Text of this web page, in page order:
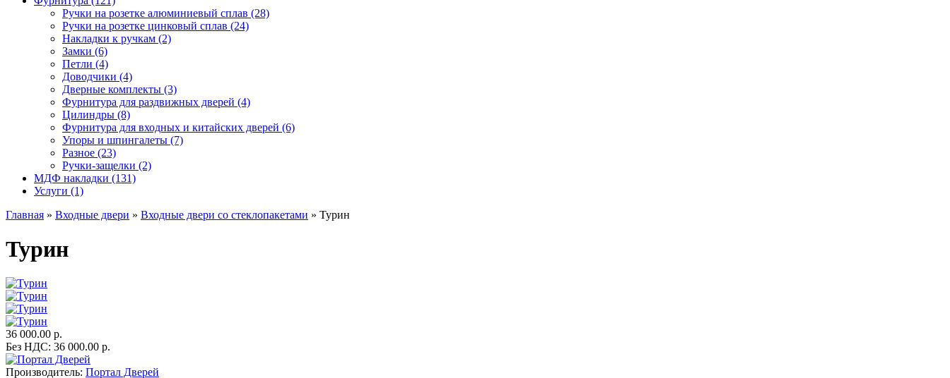
Ручки на розетке алюминиевый сплав (28)
Ручки на розетке цинковый сплав (24)
Накладки к ручкам (2)
Замки (6)
Петли (4)
Доводчики (4)
Дверные комплекты (3)
Фурнитура для раздвижных дверей (4)
Цилиндры (8)
Фурнитура для входных и китайских дверей (6)
Упоры и шпингалеты (7)
Разное (23)
Ручки-защелки (2)
МДФ накладки (131)
Услуги (1)
Главная » Входные двери » Входные двери со стеклопакетами » Турин
Турин
36 000.00 р.
Без НДС: 36 000.00 р.
Производитель: Портал Дверей